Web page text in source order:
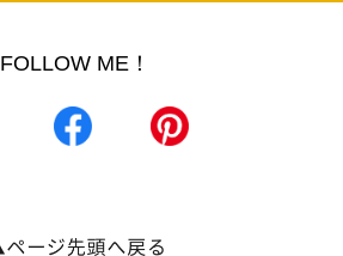
FOLLOW ME！